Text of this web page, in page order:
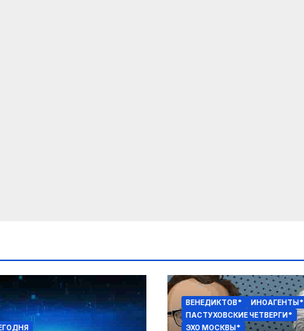
ВЕНЕДИКТОВ*
ИНОАГЕНТЫ*
ПАСТУХОВСКИЕ ЧЕТВЕРГИ*
ЭХО МОСКВЫ*